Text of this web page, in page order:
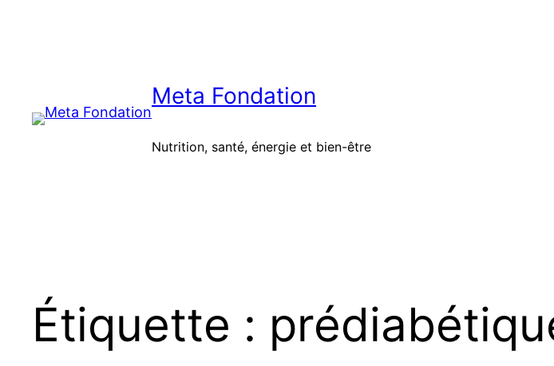
Meta Fondation
Nutrition, santé, énergie et bien-être
Étiquette :